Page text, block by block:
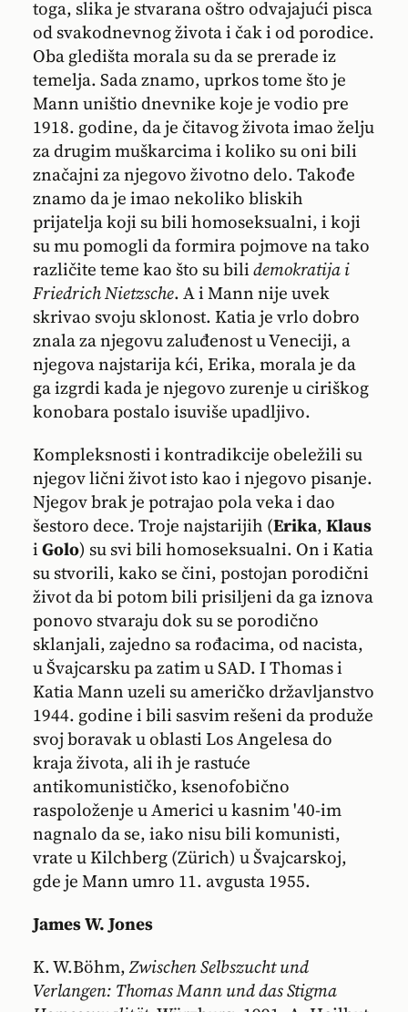
toga, slika je stvarana oštro odvajajući pisca
od svakodnevnog života i čak i od porodice.
Oba gledišta morala su da se prerade iz
temelja. Sada znamo, uprkos tome što je
Mann uništio dnevnike koje je vodio pre
1918. godine, da je čitavog života imao želju
za drugim muškarcima i koliko su oni bili
značajni za njegovo životno delo. Takođe
znamo da je imao nekoliko bliskih
prijatelja koji su bili homoseksualni, i koji
su mu pomogli da formira pojmove na tako
različite teme kao što su bilidemokratija i
Friedrich Nietzsche. A i Mann nije uvek
skrivao svoju sklonost. Katia je vrlo dobro
znala za njegovu zaluđenost u Veneciji, a
njegova najstarija kći, Erika, morala je da
ga izgrdi kada je njegovo zurenje u ciriškog
konobara postalo isuviše upadljivo.
Kompleksnosti i kontradikcije obeležili su
njegov lični život isto kao i njegovo pisanje.
Njegov brak je potrajao pola veka i dao
šestoro dece. Troje najstarijih (Erika,Klaus
iGolo) su svi bili homoseksualni. On i Katia
su stvorili, kako se čini, postojan porodični
život da bi potom bili prisiljeni da ga iznova
ponovo stvaraju dok su se porodično
sklanjali, zajedno sa rođacima, od nacista,
u Švajcarsku pa zatim u SAD. I Thomas i
Katia Mann uzeli su američko državljanstvo
1944. godine i bili sasvim rešeni da produže
svoj boravak u oblasti Los Angelesa do
kraja života, ali ih je rastuće
antikomunističko, ksenofobično
raspoloženje u Americi u kasnim '40-im
nagnalo da se, iako nisu bili komunisti,
vrate u Kilchberg (Zürich) u Švajcarskoj,
gde je Mann umro 11. avgusta 1955.
James W. Jones
K. W.Böhm,Zwischen Selbszucht und
Verlangen: Thomas Mann und das Stigma